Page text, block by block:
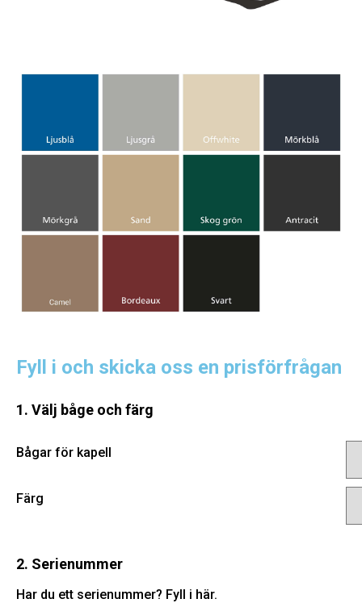
Fyll i och skicka oss en prisförfrågan
1. Välj båge och färg
Bågar för kapell
Färg
2. Serienummer
Har du ett serienummer? Fyll i här.